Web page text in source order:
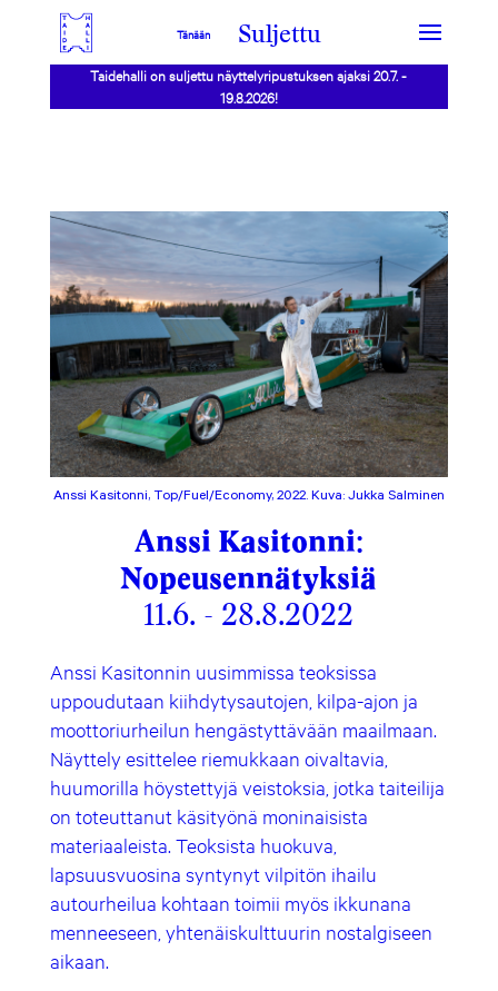
Tänään Suljettu
Taidehalli on suljettu näyttelyripustuksen ajaksi 20.7. -
19.8.2026!
Anssi Kasitonni, Top/Fuel/Economy, 2022. Kuva: Jukka Salminen
Anssi Kasitonni:
Nopeusennätyksiä
11.6. - 28.8.2022
Anssi Kasitonnin uusimmissa teoksissa
uppoudutaan kiihdytysautojen, kilpa-ajon ja
moottoriurheilun hengästyttävään maailmaan.
Näyttely esittelee riemukkaan oivaltavia,
huumorilla höystettyjä veistoksia, jotka taiteilija
on toteuttanut käsityönä moninaisista
materiaaleista. Teoksista huokuva,
lapsuusvuosina syntynyt vilpitön ihailu
autourheilua kohtaan toimii myös ikkunana
menneeseen, yhtenäiskulttuurin nostalgiseen
aikaan.